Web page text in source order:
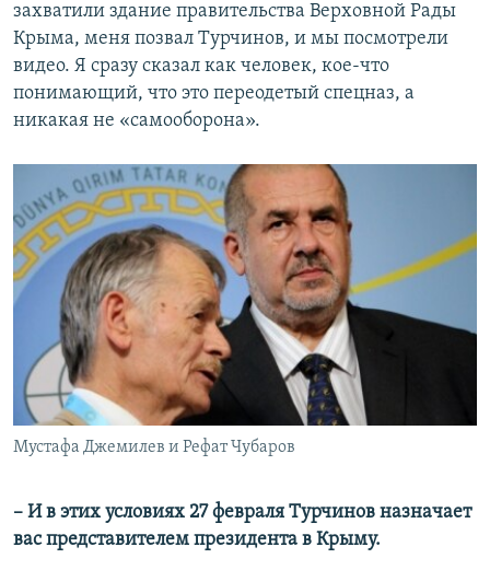
захватили здание правительства Верховной Рады
Крыма, меня позвал Турчинов, и мы посмотрели
видео. Я сразу сказал как человек, кое-что
понимающий, что это переодетый спецназ, а
никакая не «самооборона».
Мустафа Джемилев и Рефат Чубаров
– И в этих условиях 27 февраля Турчинов назначает
вас представителем президента в Крыму.